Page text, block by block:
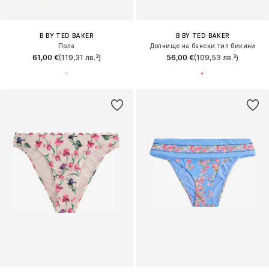
B BY TED BAKER
Пола
61,00 €(119,31 лв.³)
B BY TED BAKER
Долнище на бански тип бикини
56,00 €(109,53 лв.³)